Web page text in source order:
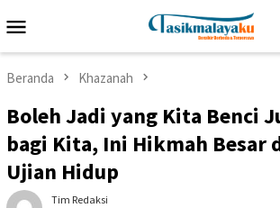
ke
Mobile
Beranda Khazanah
Boleh Jadi yang Kita Benci
bagi Kita, Ini Hikmah Besar
Ujian Hidup
Tim Redaksi